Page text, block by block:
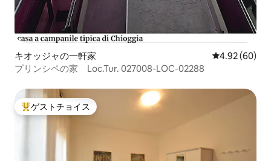
キオッジャの一軒家 レビュー60
4.92 (60)
プリンシペの家 Loc.Tur. 027008-LOC-02288
大好評のゲストチョイスです。
ゲストチョイス